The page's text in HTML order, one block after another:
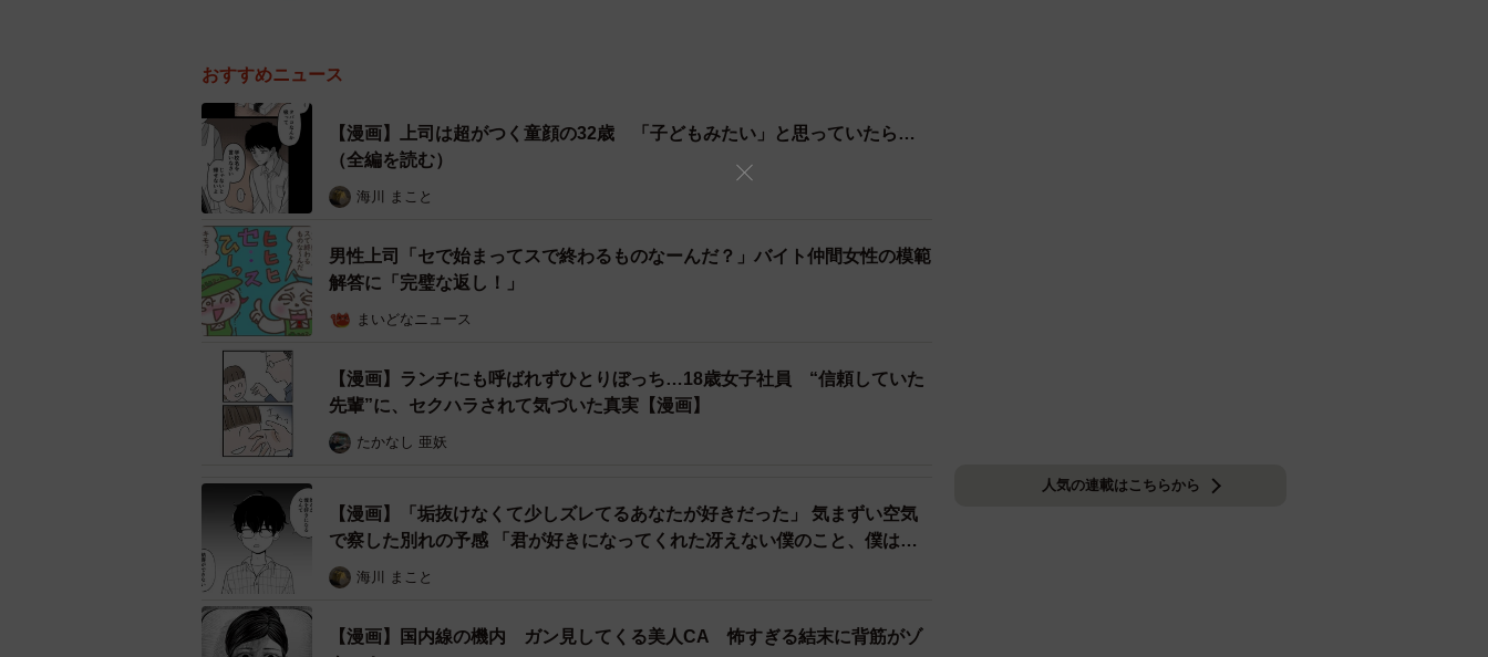
ある日、企画会議のため先方の会社へ赴いている2人。牧が後ろから見守る形で、安西は企
画提案をおこないます。冷静に答える安西の様子に、先方の上司は牧に「いい上司を持った
な兄ちゃん 見習って君も早く一人前になんなよ！」と声をかけられてしまいます。
仕事を終えたあと、安西は思わず「すみません次回はもう少し不出来にします…」と牧に言
おすすめニュース
【漫画】上司は超がつく童顔の32歳 「子どもみたい」と思っていたら…
（全編を読む）
海川 まこと
男性上司「セで始まってスで終わるものなーんだ？」バイト仲間女性の模範
解答に「完璧な返し！」
まいどなニュース
【漫画】ランチにも呼ばれずひとりぼっち…18歳女子社員 “信頼していた
先輩”に、セクハラされて気づいた真実【漫画】
たかなし 亜妖
【漫画】「垢抜けなくて少しズレてるあなたが好きだった」 気まずい空気
で察した別れの予感 「君が好きになってくれた冴えない僕のこと、僕は嫌
いだから」
海川 まこと
【漫画】国内線の機内 ガン見してくる美人CA 怖すぎる結末に背筋がゾ
人気の連載はこちらから